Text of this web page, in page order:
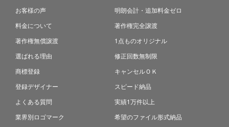
お客様の声
料金について
著作権無償譲渡
選ばれる理由
商標登録
登録デザイナー
よくある質問
業界別ロゴマーク
明朗会計・追加料金ゼロ
著作権完全譲渡
1点ものオリジナル
修正回数無制限
キャンセルＯＫ
スピード納品
実績1万件以上
希望のファイル形式納品